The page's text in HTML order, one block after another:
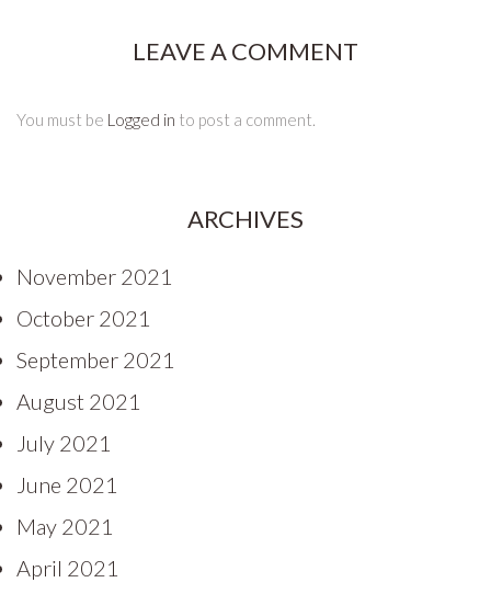
LEAVE A COMMENT
You must be Logged in to post a comment.
ARCHIVES
November 2021
October 2021
September 2021
August 2021
July 2021
June 2021
May 2021
April 2021